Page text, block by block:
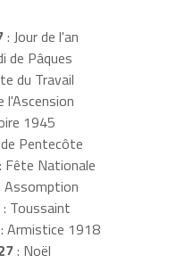
: Jour de l'an
de Pâques
du Travail
l'Ascension
1945
Pentecôte
: Fête Nationale
Assomption
: Toussaint
: Armistice 1918
: Noël